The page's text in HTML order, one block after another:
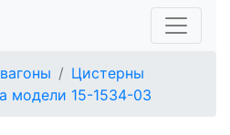
Цистерны
модели 15-1534-03